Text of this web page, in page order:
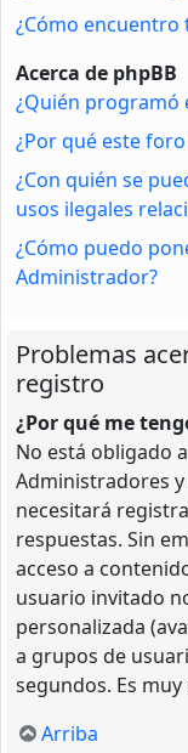
¿Cómo
Acerca de phpBB
¿Quién programó
¿Por qué este
¿Con quién se
usos ilegales
¿Cómo puedo
Administrador?
Problemas
registro
¿Por qué me
No está obligado
Administradores
necesitará
respuestas. Sin
acceso a
usuario invitado
personalizada
a grupos de
segundos. Es
Arriba